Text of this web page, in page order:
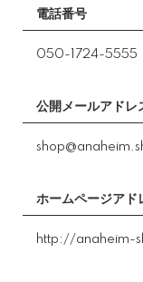
電話番号
050-1724-5555（
公開メールアドレ
ホームページアド
http://anaheim-